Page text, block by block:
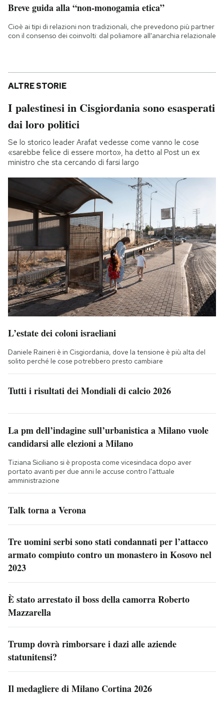
Breve guida alla “non-monogamia etica”
Cioè ai tipi di relazioni non tradizionali, che prevedono più partner
con il consenso dei coinvolti: dal poliamore all'anarchia relazionale
ALTRE STORIE
I palestinesi in Cisgiordania sono esasperati
dai loro politici
Se lo storico leader Arafat vedesse come vanno le cose
«sarebbe felice di essere morto», ha detto al Post un ex
ministro che sta cercando di farsi largo
L’estate dei coloni israeliani
Daniele Raineri è in Cisgiordania, dove la tensione è più alta del
solito perché le cose potrebbero presto cambiare
Tutti i risultati dei Mondiali di calcio 2026
La pm dell’indagine sull’urbanistica a Milano vuole
candidarsi alle elezioni a Milano
Tiziana Siciliano si è proposta come vicesindaca dopo aver
portato avanti per due anni le accuse contro l'attuale
amministrazione
Talk torna a Verona
Tre uomini serbi sono stati condannati per l’attacco
armato compiuto contro un monastero in Kosovo nel
2023
È stato arrestato il boss della camorra Roberto
Mazzarella
Trump dovrà rimborsare i dazi alle aziende
statunitensi?
Il medagliere di Milano Cortina 2026